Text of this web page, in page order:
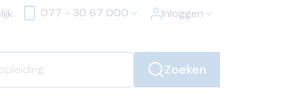
077 - 30 67 000 Inloggen
Zoeken